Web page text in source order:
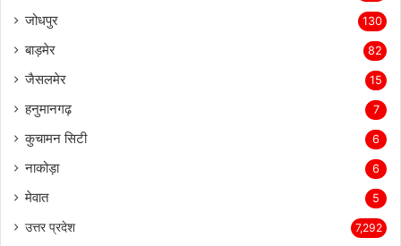
जोधपुर 130
बाड़मेर 82
जैसलमेर 15
हनुमानगढ़ 7
कुचामन सिटी 6
नाकोड़ा 6
मेवात 5
उत्तर प्रदेश 7,292